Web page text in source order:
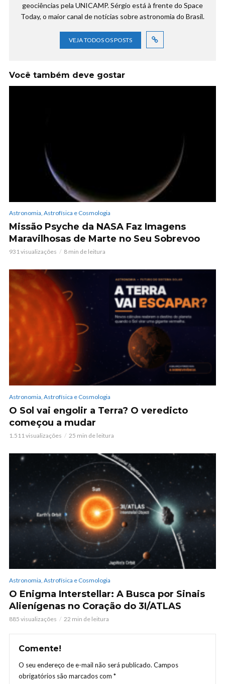
geociências pela UNICAMP. Sérgio está à frente do Space
Today, o maior canal de notícias sobre astronomia do Brasil.
VEJA TODOS OS POSTS
Você também deve gostar
Astronomia, Astrofísica e Cosmologia
Missão Psyche da NASA Faz Imagens
Maravilhosas de Marte no Seu Sobrevoo
931 visualizações 8 min de leitura
Astronomia, Astrofísica e Cosmologia
O Sol vai engolir a Terra? O veredicto
começou a mudar
1.511 visualizações 25 min de leitura
Astronomia, Astrofísica e Cosmologia
O Enigma Interstellar: A Busca por Sinais
Alienígenas no Coração do 3I/ATLAS
885 visualizações 22 min de leitura
Comente!
O seu endereço de e-mail não será publicado. Campos
obrigatórios são marcados com *